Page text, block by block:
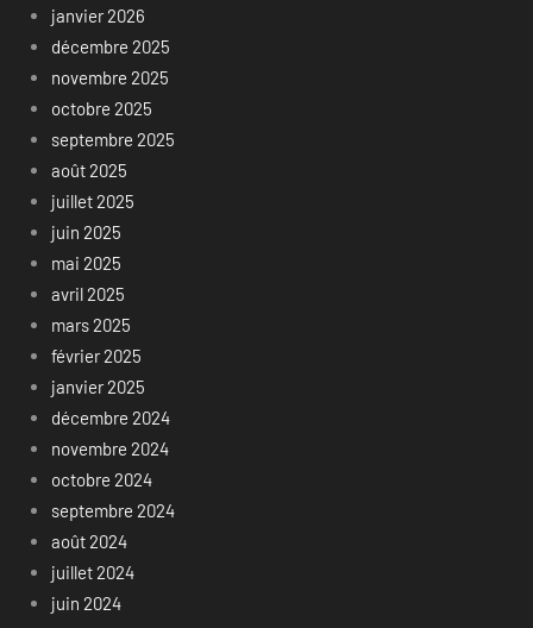
janvier 2026
décembre 2025
novembre 2025
octobre 2025
septembre 2025
août 2025
juillet 2025
juin 2025
mai 2025
avril 2025
mars 2025
février 2025
janvier 2025
décembre 2024
novembre 2024
octobre 2024
septembre 2024
août 2024
juillet 2024
juin 2024